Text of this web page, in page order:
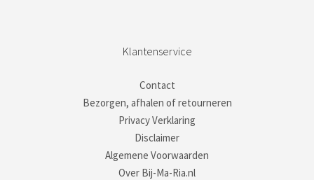
Klantenservice
Contact
Bezorgen, afhalen of retourneren
Privacy Verklaring
Disclaimer
Algemene Voorwaarden
Over Bij-Ma-Ria.nl